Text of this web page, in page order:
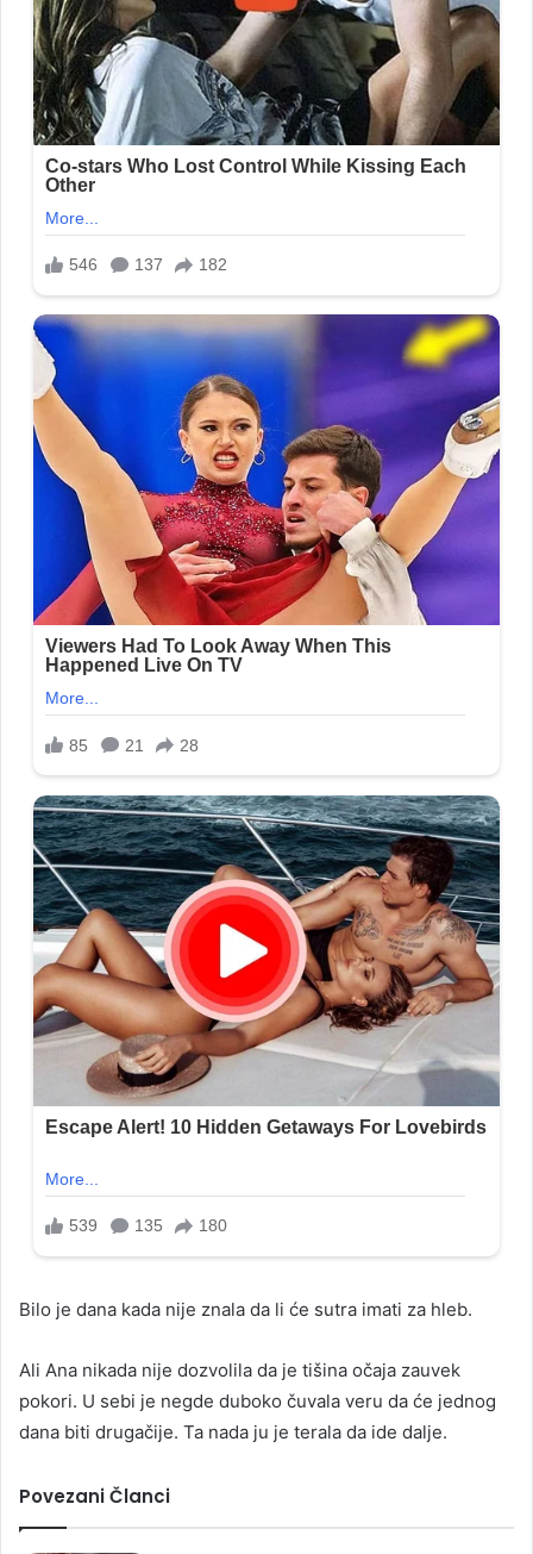
Bilo je dana kada nije znala da li će sutra imati za hleb.
Ali Ana nikada nije dozvolila da je tišina očaja zauvek
pokori. U sebi je negde duboko čuvala veru da će jednog
dana biti drugačije. Ta nada ju je terala da ide dalje.
Povezani Članci